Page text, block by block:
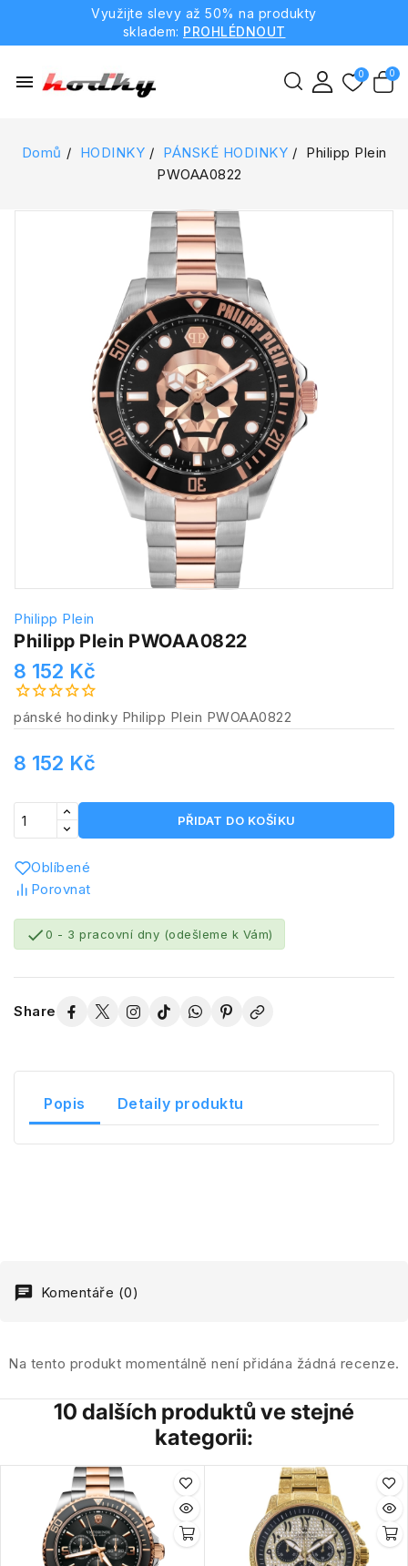
Využijte slevy až 50% na produkty
skladem: PROHLÉDNOUT
menu
Domů HODINKY PÁNSKÉ HODINKY
Philipp Plein
PWOAA0822
Philipp Plein
Philipp Plein PWOAA0822
8 152 Kč
pánské hodinky Philipp Plein PWOAA0822
8 152 Kč
PŘIDAT DO KOŠÍKU
Oblíbené
Porovnat
0 - 3 pracovní dny (odešleme k Vám)
Share
Popis Detaily produktu
Komentáře (0)
Na tento produkt momentálně není přidána žádná recenze.
10 dalších produktů ve stejné
kategorii: